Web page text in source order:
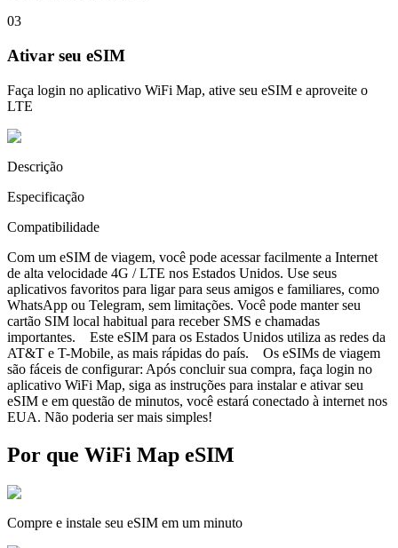
03
Ativar seu eSIM
Faça login no aplicativo WiFi Map, ative seu eSIM e aproveite o
LTE
Descrição
Especificação
Compatibilidade
Com um eSIM de viagem, você pode acessar facilmente a Internet
de alta velocidade 4G / LTE nos Estados Unidos. Use seus
aplicativos favoritos para ligar para seus amigos e familiares, como
WhatsApp ou Telegram, sem limitações. Você pode manter seu
cartão SIM local habitual para receber SMS e chamadas
importantes. Este eSIM para os Estados Unidos utiliza as redes da
AT&T e T-Mobile, as mais rápidas do país. Os eSIMs de viagem
são fáceis de configurar: Após concluir sua compra, faça login no
aplicativo WiFi Map, siga as instruções para instalar e ativar seu
eSIM e em questão de minutos, você estará conectado à internet nos
EUA. Não poderia ser mais simples!
Por que WiFi Map eSIM
Compre e instale seu eSIM em um minuto